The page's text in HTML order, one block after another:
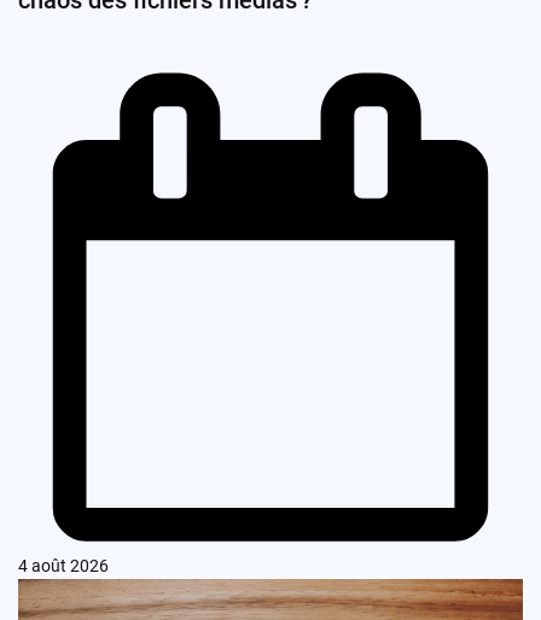
4 août 2026